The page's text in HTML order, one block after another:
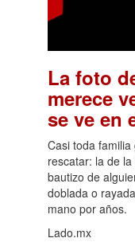
La foto
merece
se ve en
Casi toda
rescatar: la de
bautizo de
doblada o
mano por años.
Lado.mx